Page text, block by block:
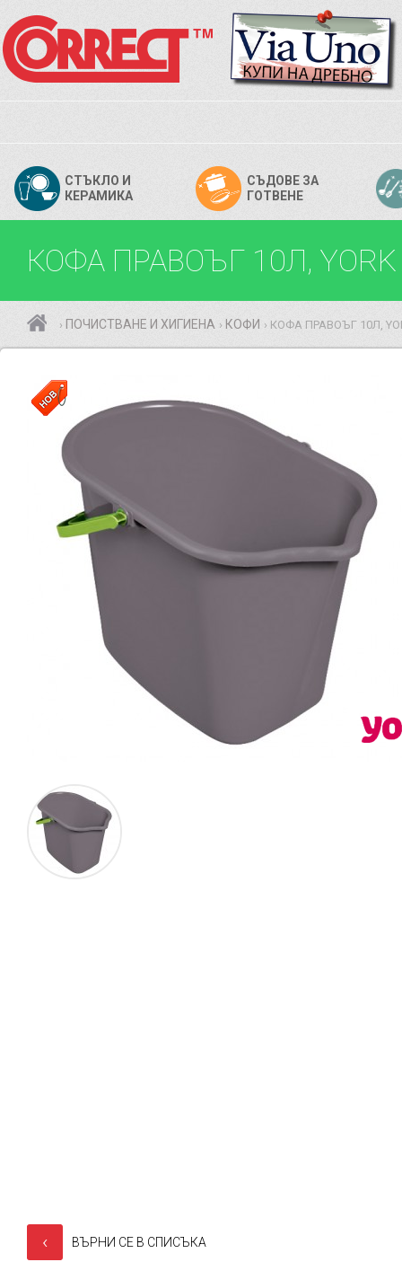
СТЪКЛО И
КЕРАМИКА
СЪДОВЕ ЗА
ГОТВЕНЕ
КОФА ПРАВОЪГ 10Л, YORK
› ПОЧИСТВАНЕ И ХИГИЕНА › КОФИ › КОФА ПРАВОЪГ 10Л,
‹ ВЪРНИ СЕ В СПИСЪКА